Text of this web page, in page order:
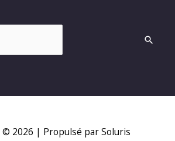
2026 | Propulsé par Soluris